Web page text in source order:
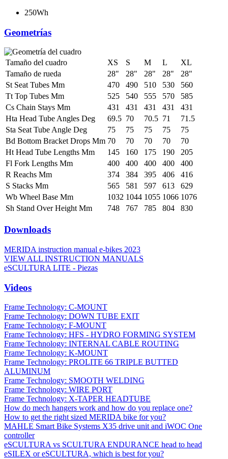
250Wh
Geometrías
Tamaño del cuadro XS S M L
XL
Tamaño de rueda
28" 28" 28" 28"
28"
St Seat Tubes Mm
470 490 510 530
560
Tt Top Tubes Mm
525 540 555 570
585
Cs Chain Stays Mm
431 431 431 431
431
Hta Head Tube Angles Deg
69.5 70 70.5 71
71.5
Sta Seat Tube Angle Deg
75 75 75 75
75
Bd Bottom Bracket Drops Mm 70 70 70 70
70
Ht Head Tube Lengths Mm
145 160 175 190
205
Fl Fork Lengths Mm
400 400 400 400
400
R Reachs Mm
374 384 395 406
416
S Stacks Mm
565 581 597 613
629
Wb Wheel Base Mm
1032 1044 1055 1066 1076
Sh Stand Over Height Mm
748 767 785 804 830
Downloads
MERIDA instruction manual e-bikes 2023
VIEW ALL INSTRUCTION MANUALS
eSCULTURA LITE - Piezas
Videos
Frame Technology: C-MOUNT
Frame Technology: DOWN TUBE EXIT
Frame Technology: F-MOUNT
Frame Technology: HFS - HYDRO FORMING SYSTEM
Frame Technology: INTERNAL CABLE ROUTING
Frame Technology: K-MOUNT
Frame Technology: PROLITE 66 TRIPLE BUTTED
ALUMINUM
Frame Technology: SMOOTH WELDING
Frame Technology: WIRE PORT
Frame Technology: X-TAPER HEADTUBE
How do mech hangers work and how do you replace one?
How to get the right sized MERIDA bike for you?
MAHLE Smart Bike Systems X35 drive unit and iWOC One
controller
eSCULTURA vs SCULTURA ENDURANCE head to head
eSILEX or eSCULTURA, which is best for you?